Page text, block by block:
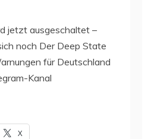
jetzt ausgeschaltet –
noch Der Deep State
für Deutschland
Kanal
X